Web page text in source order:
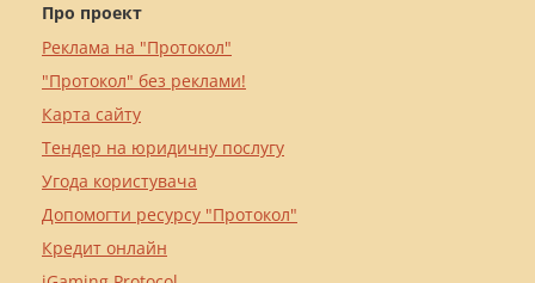
Про проект
Реклама на "Протокол"
"Протокол" без реклами!
Карта сайту
Тендер на юридичну послугу
Угода користувача
Допомогти ресурсу "Протокол"
Кредит онлайн